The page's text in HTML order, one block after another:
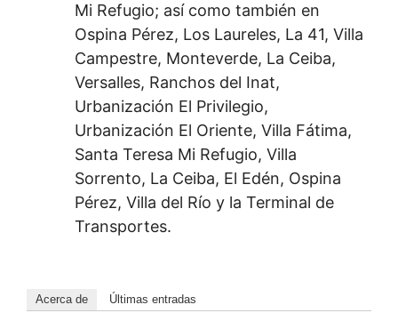
Mi Refugio; así como también en
Ospina Pérez, Los Laureles, La 41, Villa
Campestre, Monteverde, La Ceiba,
Versalles, Ranchos del Inat,
Urbanización El Privilegio,
Urbanización El Oriente, Villa Fátima,
Santa Teresa Mi Refugio, Villa
Sorrento, La Ceiba, El Edén, Ospina
Pérez, Villa del Río y la Terminal de
Transportes.
Acerca de Últimas entradas